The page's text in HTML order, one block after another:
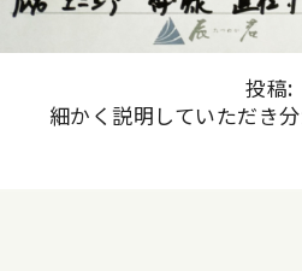
投稿:
細かく説明していただき